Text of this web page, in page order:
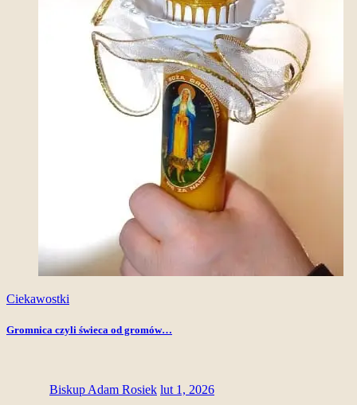
Ciekawostki
Gromnica czyli świeca od gromów…
Biskup Adam Rosiek lut 1, 2026